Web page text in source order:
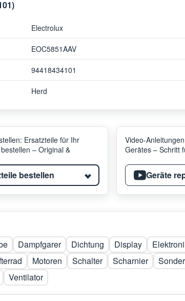
Electrolux
EOC5851AAV
94418434101
Herd
Ersatzteile für Ihr
– Original &
bestellen
Video-
Gerätes – Schritt
Geräte
Dampfgarer Dichtung Display
Motoren Schalter Scharnier
Ventilator